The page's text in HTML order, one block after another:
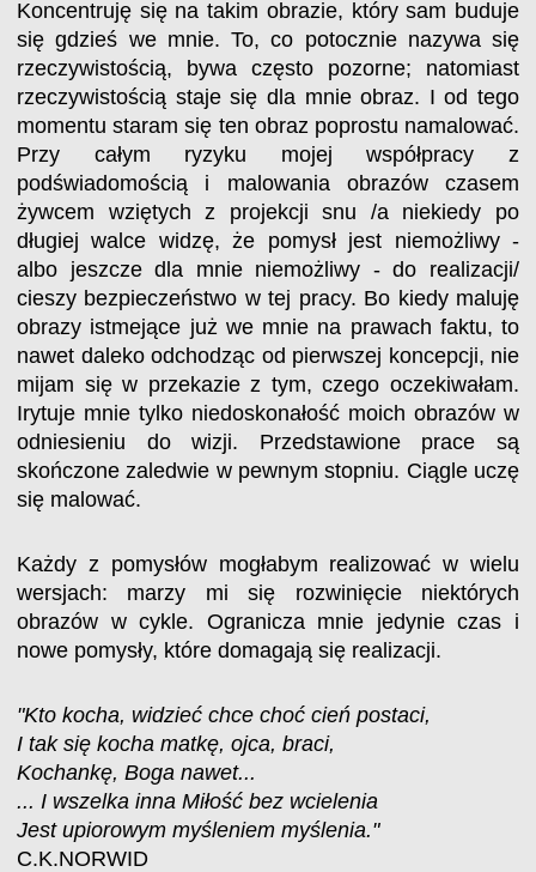
Koncentruję się na takim obrazie, który sam buduje
się gdzieś we mnie. To, co potocznie nazywa się
rzeczywistością, bywa często pozorne; natomiast
rzeczywistością staje się dla mnie obraz. I od tego
momentu staram się ten obraz poprostu namalować.
Przy całym ryzyku mojej współpracy z
podświadomością i malowania obrazów czasem
żywcem wziętych z projekcji snu /a niekiedy po
długiej walce widzę, że pomysł jest niemożliwy -
albo jeszcze dla mnie niemożliwy - do realizacji/
cieszy bezpieczeństwo w tej pracy. Bo kiedy maluję
obrazy istmejące już we mnie na prawach faktu, to
nawet daleko odchodząc od pierwszej koncepcji, nie
mijam się w przekazie z tym, czego oczekiwałam.
Irytuje mnie tylko niedoskonałość moich obrazów w
odniesieniu do wizji. Przedstawione prace są
skończone zaledwie w pewnym stopniu. Ciągle uczę
się malować.
Każdy z pomysłów mogłabym realizować w wielu
wersjach: marzy mi się rozwinięcie niektórych
obrazów w cykle. Ogranicza mnie jedynie czas i
nowe pomysły, które domagają się realizacji.
"Kto kocha, widzieć chce choć cień postaci,
I tak się kocha matkę, ojca, braci,
Kochankę, Boga nawet...
... I wszelka inna Miłość bez wcielenia
Jest upiorowym myśleniem myślenia."
C.K.NORWID